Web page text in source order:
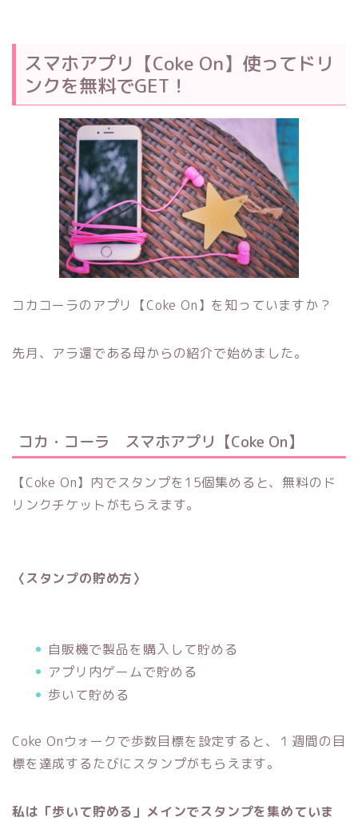
スマホアプリ【Coke On】使ってドリ
ンクを無料でGET！
コカコーラのアプリ【Coke On】を知っていますか？
先月、アラ還である母からの紹介で始めました。
コカ・コーラ スマホアプリ【Coke On】
【Coke On】内でスタンプを15個集めると、無料のド
リンクチケットがもらえます。
〈スタンプの貯め方〉
自販機で製品を購入して貯める
アプリ内ゲームで貯める
歩いて貯める
Coke Onウォークで歩数目標を設定すると、１週間の目
標を達成するたびにスタンプがもらえます。
私は「歩いて貯める」メインでスタンプを集めていま